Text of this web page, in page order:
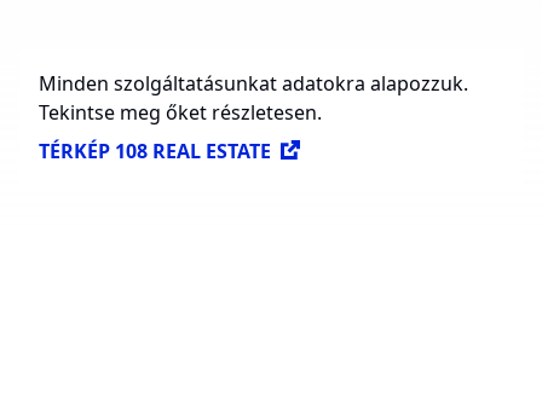
Minden szolgáltatásunkat adatokra alapozzuk.
Tekintse meg őket részletesen.
TÉRKÉP 108 REAL ESTATE